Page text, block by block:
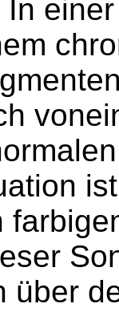
über